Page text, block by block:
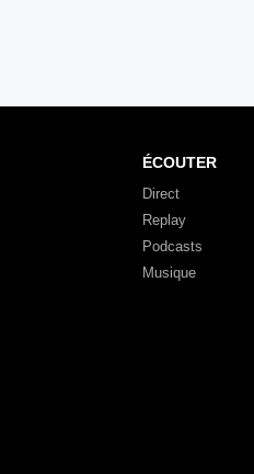
ÉCOUTER
Direct
Replay
Podcasts
Musique